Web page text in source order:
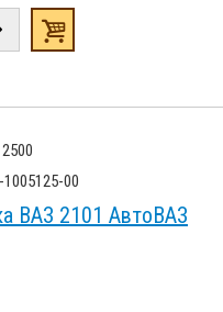
00
ВАЗ 2101 АвтоВАЗ